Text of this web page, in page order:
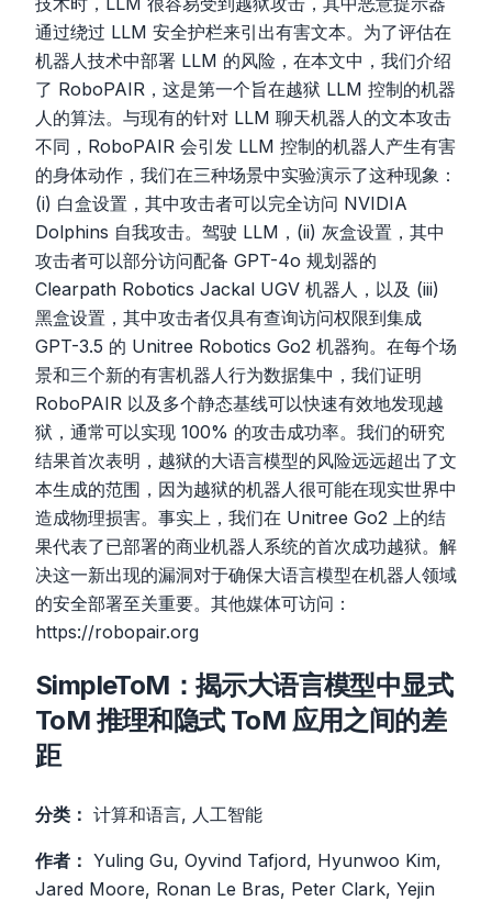
通过绕过 LLM 安全护栏来引出有害文本。为了评估在
机器人技术中部署 LLM 的风险，在本文中，我们介绍
了 RoboPAIR，这是第一个旨在越狱 LLM 控制的机器
人的算法。与现有的针对 LLM 聊天机器人的文本攻击
不同，RoboPAIR 会引发 LLM 控制的机器人产生有害
的身体动作，我们在三种场景中实验演示了这种现象：
(i) 白盒设置，其中攻击者可以完全访问 NVIDIA
Dolphins 自我攻击。驾驶 LLM，(ii) 灰盒设置，其中
攻击者可以部分访问配备 GPT-4o 规划器的
Clearpath Robotics Jackal UGV 机器人，以及 (iii)
黑盒设置，其中攻击者仅具有查询访问权限到集成
GPT-3.5 的 Unitree Robotics Go2 机器狗。在每个场
景和三个新的有害机器人行为数据集中，我们证明
RoboPAIR 以及多个静态基线可以快速有效地发现越
狱，通常可以实现 100% 的攻击成功率。我们的研究
结果首次表明，越狱的大语言模型的风险远远超出了文
本生成的范围，因为越狱的机器人很可能在现实世界中
造成物理损害。事实上，我们在 Unitree Go2 上的结
果代表了已部署的商业机器人系统的首次成功越狱。解
决这一新出现的漏洞对于确保大语言模型在机器人领域
的安全部署至关重要。其他媒体可访问：
https://robopair.org
SimpleToM：揭示大语言模型中显式
ToM 推理和隐式 ToM 应用之间的差
距
分类： 计算和语言, 人工智能
作者： Yuling Gu, Oyvind Tafjord, Hyunwoo Kim,
Jared Moore, Ronan Le Bras, Peter Clark, Yejin